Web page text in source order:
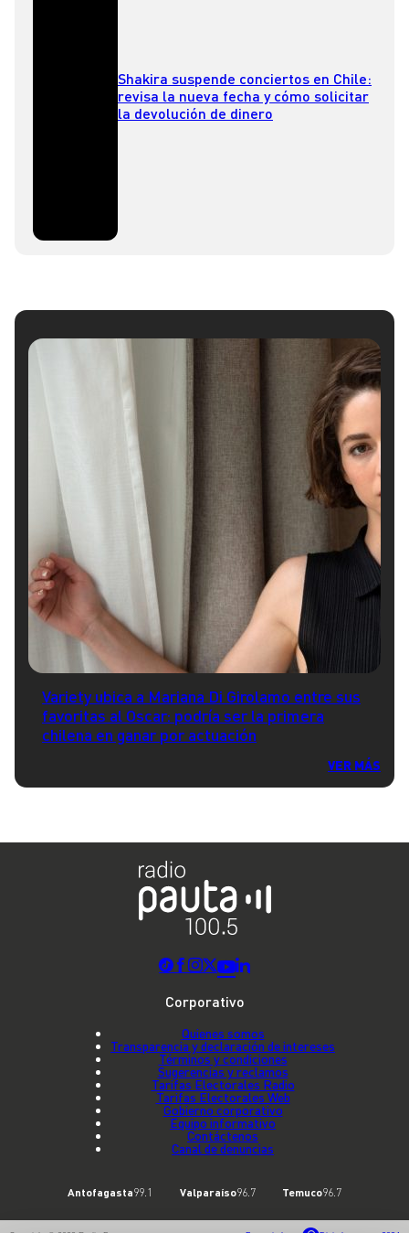
Shakira suspende conciertos en Chile:
revisa la nueva fecha y cómo solicitar
la devolución de dinero
Variety ubica a Mariana Di Girolamo entre sus
favoritas al Oscar: podría ser la primera
chilena en ganar por actuación
VER MÁS
Corporativo
Quienes somos
Transparencia y declaración de intereses
Términos y condiciones
Sugerencias y reclamos
Tarifas Electorales Radio
Tarifas Electorales Web
Gobierno corporativo
Equipo informativo
Contáctenos
Canal de denuncias
Antofagasta99.1 Valparaíso96.7 Temuco96.7